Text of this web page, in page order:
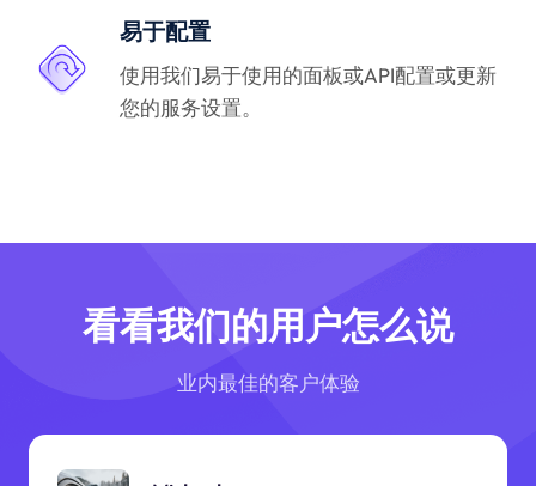
易于配置
使用我们易于使用的面板或API配置或更新
您的服务设置。
看看我们的用户怎么说
业内最佳的客户体验